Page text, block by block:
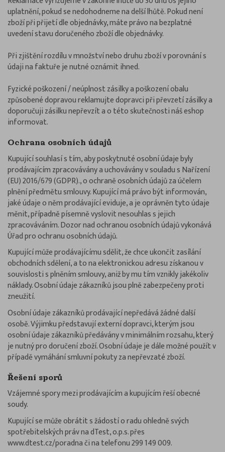
uplatnění, pokud se nedohodneme na delší lhůtě. Pokud není
zboží při přijetí dle objednávky, máte právo na bezplatné
uvedení stavu doručeného zboží dle objednávky.
Při zjištění rozdílu v množství nebo druhu zboží v porovnání s
údaji na faktuře je nutné oznámit ihned.
Fyzické poškození / neúplnost zásilky a poškození obalu
způsobené dopravou reklamujte dopravci při převzetí zásilky a
doporučuji zásilku nepřevzít a o této skutečnosti náš eshop
informovat.
Ochrana osobních údajů
Kupující souhlasí s tím, aby poskytnuté osobní údaje byly
prodávajícím zpracovávány a uchovávány v souladu s Nařízení
(EU) 2016/679 (GDPR)., o ochraně osobních údajů za účelem
plnění předmětu smlouvy. Kupující má právo být informován,
jaké údaje o něm prodávající eviduje, a je oprávněn tyto údaje
měnit, případně písemně vyslovit nesouhlas s jejich
zpracováváním. Dozor nad ochranou osobních údajů vykonává
Úřad pro ochranu osobních údajů.
Kupující může prodávajícímu sdělit, že chce ukončit zasílání
obchodních sdělení, a to na elektronickou adresu získanou v
souvislosti s plněním smlouvy, aniž by mu tím vznikly jakékoliv
náklady. Osobní údaje zákazníků jsou plně zabezpečeny proti
zneužití.
Osobní údaje zákazníků prodávající nepředává žádné další
osobě. Výjimku představují externí dopravci, kterým jsou
osobní údaje zákazníků předávány v minimálním rozsahu, který
je nutný pro doručení zboží. Osobní údaje je dále možné použít v
případě vymáhání smluvní pokuty za nepřevzaté zboží.
Řešení sporů
Vzájemné spory mezi prodávajícím a kupujícím řeší obecné
soudy.
Kupující se může obrátit s žádostí o radu ohledně svých
spotřebitelských práv na dTest, o.p.s. přes
www.dtest.cz/poradna či na telefonu 299 149 009.